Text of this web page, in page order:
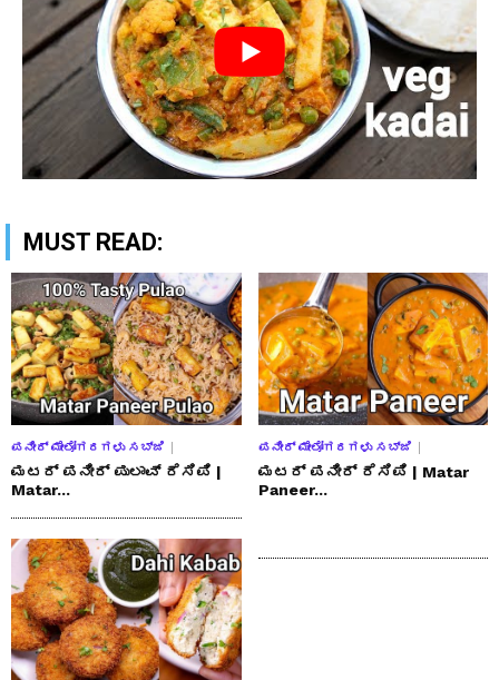
MUST READ:
ಪನೀರ್ ಮೇಲೋಗರಗಳು ಸಬ್ಜಿ
ಮಟರ್ ಪನೀರ್ ಪುಲಾವ್ ರೆಸಿಪಿ |
Matar...
ಪನೀರ್ ಮೇಲೋಗರಗಳು ಸಬ್ಜಿ
ಮಟರ್ ಪನೀರ್ ರೆಸಿಪಿ | Matar
Paneer...